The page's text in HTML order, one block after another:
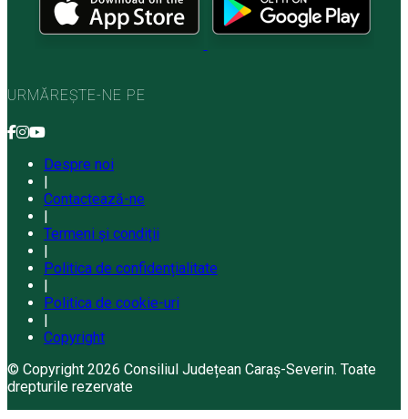
URMĂREȘTE-NE PE
Despre noi
|
Contactează-ne
|
Termeni și condiții
|
Politica de confidențialitate
|
Politica de cookie-uri
|
Copyright
© Copyright 2026 Consiliul Județean Caraș-Severin. Toate
drepturile rezervate